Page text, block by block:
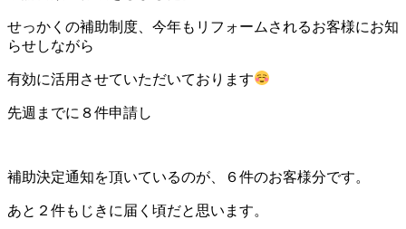
せっかくの補助制度、今年もリフォームされるお客様にお知
らせしながら
有効に活用させていただいております
先週までに８件申請し
補助決定通知を頂いているのが、６件のお客様分です。
あと２件もじきに届く頃だと思います。